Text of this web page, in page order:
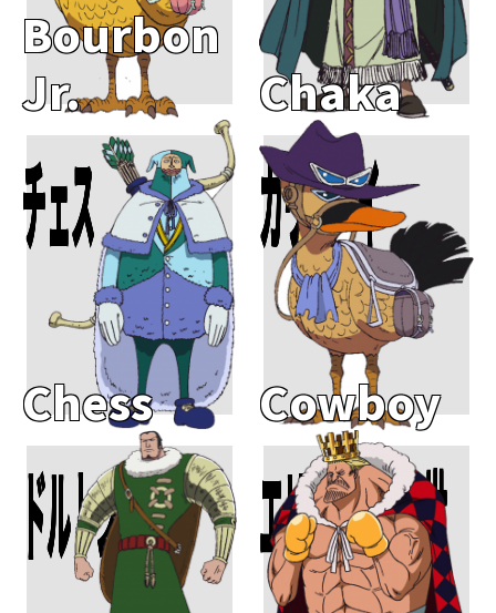
Bourbon
Jr.
Chaka
チェス
Chess
Add To Cart カウボーイ
Cowboy
Add To Cart
ドルトン
Add To Cart エリザベローII世
Add To Cart